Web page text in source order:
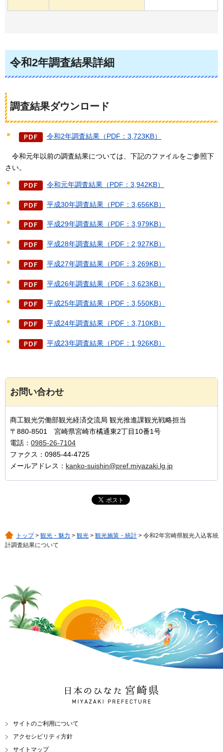
令和2年調査結果詳細
調査結果ダウンロード
令和2年調査結果（PDF：3,723KB）
令和元年以前の調査結果については、下記のファイルをご参照下
さい。
令和元年調査結果（PDF：3,942KB）
平成30年調査結果（PDF：3,656KB）
平成29年調査結果（PDF：3,979KB）
平成28年調査結果（PDF：2,927KB）
平成27年調査結果（PDF：3,269KB）
平成26年調査結果（PDF：3,623KB）
平成25年調査結果（PDF：3,550KB）
平成24年調査結果（PDF：3,710KB）
平成23年調査結果（PDF：1,926KB）
お問い合わせ
商工観光労働部観光経済交流局 観光推進課観光戦略担当
〒880-8501 宮崎県宮崎市橘通東2丁目10番1号
電話： 0985-26-7104
ファクス：0985-44-4725
メールアドレス： kanko-suishin@pref.miyazaki.lg.jp
トップ> 観光・魅力 > 観光 > 観光施策・統計 > 令和2年宮崎県観光入込客統
計調査結果について
日本のひなた 宮崎県
MIYAZAKI PREFECTURE
サイトのご利用について
アクセシビリティ方針
サイトマップ